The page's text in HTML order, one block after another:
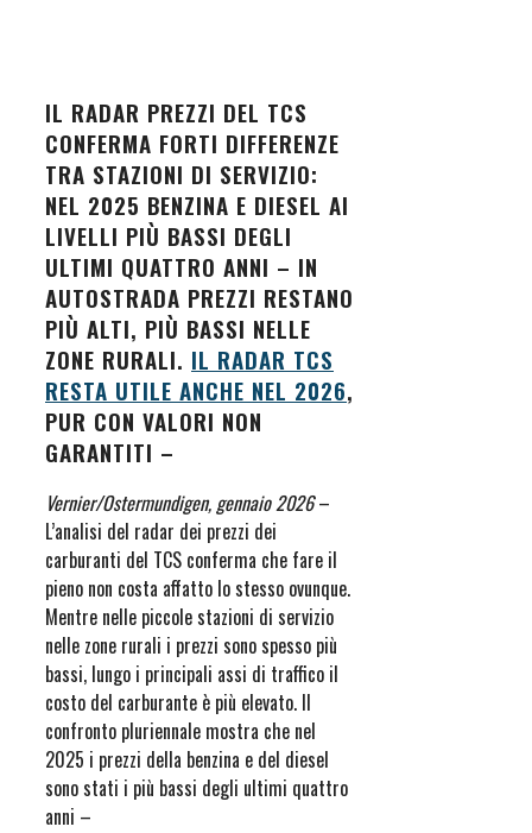
IL RADAR PREZZI DEL TCS
CONFERMA FORTI DIFFERENZE
TRA STAZIONI DI SERVIZIO:
NEL 2025 BENZINA E DIESEL AI
LIVELLI PIÙ BASSI DEGLI
ULTIMI QUATTRO ANNI – IN
AUTOSTRADA PREZZI RESTANO
PIÙ ALTI, PIÙ BASSI NELLE
ZONE RURALI. IL RADAR TCS
RESTA UTILE ANCHE NEL 2026,
PUR CON VALORI NON
GARANTITI –
Vernier/Ostermundigen, gennaio 2026–
L’analisi del radar dei prezzi dei
carburanti del TCS conferma che fare il
pieno non costa affatto lo stesso ovunque.
Mentre nelle piccole stazioni di servizio
nelle zone rurali i prezzi sono spesso più
bassi, lungo i principali assi di traffico il
costo del carburante è più elevato. Il
confronto pluriennale mostra che nel
2025 i prezzi della benzina e del diesel
sono stati i più bassi degli ultimi quattro
anni –